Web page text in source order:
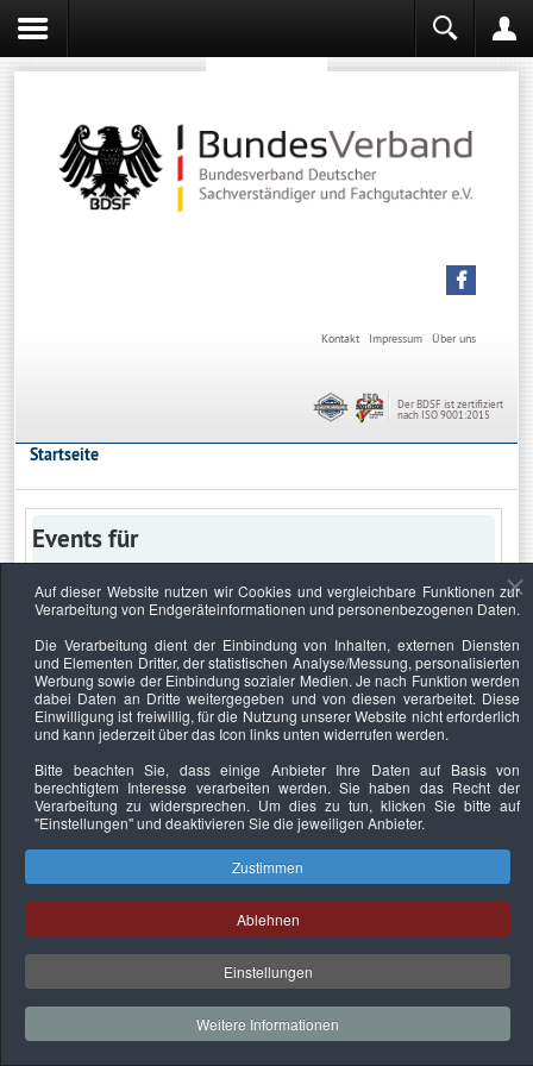
Über uns
Impressum
Kontakt
Der BDSF ist zertifiziert
nach ISO 9001:2015
Startseite
Events für
Keine Termine
Datenschutzerklärung Urheberrechtsnachweise Nachhaltigkeit
Copyright © 2026. Bundesverband Deutscher
Sachverständiger und Fachgutachter e.V..
Auf dieser Website nutzen wir Cookies und vergleichbare Funktionen zur
Verarbeitung von Endgeräteinformationen und personenbezogenen Daten.
Die Verarbeitung dient der Einbindung von Inhalten, externen Diensten
und Elementen Dritter, der statistischen Analyse/Messung, personalisierten
Werbung sowie der Einbindung sozialer Medien. Je nach Funktion werden
dabei Daten an Dritte weitergegeben und von diesen verarbeitet. Diese
Einwilligung ist freiwillig, für die Nutzung unserer Website nicht erforderlich
und kann jederzeit über das Icon links unten widerrufen werden.
Bitte beachten Sie, dass einige Anbieter Ihre Daten auf Basis von
berechtigtem Interesse verarbeiten werden. Sie haben das Recht der
Verarbeitung zu widersprechen. Um dies zu tun, klicken Sie bitte auf
"Einstellungen"und deaktivieren Sie die jeweiligen Anbieter.
Zustimmen
Ablehnen
Einstellungen
Weitere Informationen